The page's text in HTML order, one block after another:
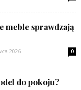
meble sprawdzają
2026 0
do pokoju?